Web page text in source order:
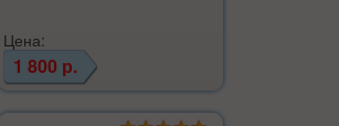
Цена:
1 800 р.